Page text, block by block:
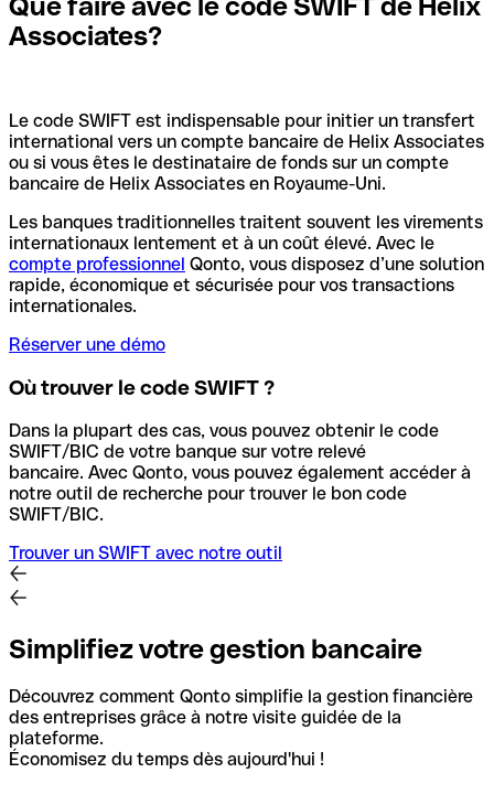
Associates?
Le code SWIFT est indispensable pour initier un transfert
international vers un compte bancaire de Helix Associates
ou si vous êtes le destinataire de fonds sur un compte
bancaire de Helix Associates en Royaume-Uni.
Les banques traditionnelles traitent souvent les virements
internationaux lentement et à un coût élevé. Avec le
compte professionnel Qonto, vous disposez d’une solution
rapide, économique et sécurisée pour vos transactions
internationales.
Réserver une démo
Où trouver le code SWIFT ?
Dans la plupart des cas, vous pouvez obtenir le code
SWIFT/BIC de votre banque sur votre relevé
bancaire. Avec Qonto, vous pouvez également accéder à
notre outil de recherche pour trouver le bon code
SWIFT/BIC.
Trouver un SWIFT avec notre outil
Simplifiez votre gestion bancaire
Découvrez comment Qonto simplifie la gestion financière
des entreprises grâce à notre visite guidée de la
plateforme.
Économisez du temps dès aujourd'hui !